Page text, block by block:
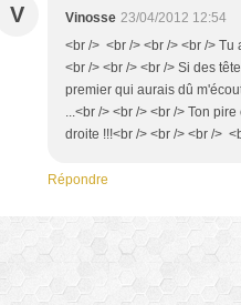
V Vinosse 23/04/2012 12:54
<br /> <br /> <br /> <br />
<br /> <br /> <br /> Si des
premier qui aurais dû
...<br /> <br /> <br /> Ton
droite !!!<br /> <br /> <br />
Répondre